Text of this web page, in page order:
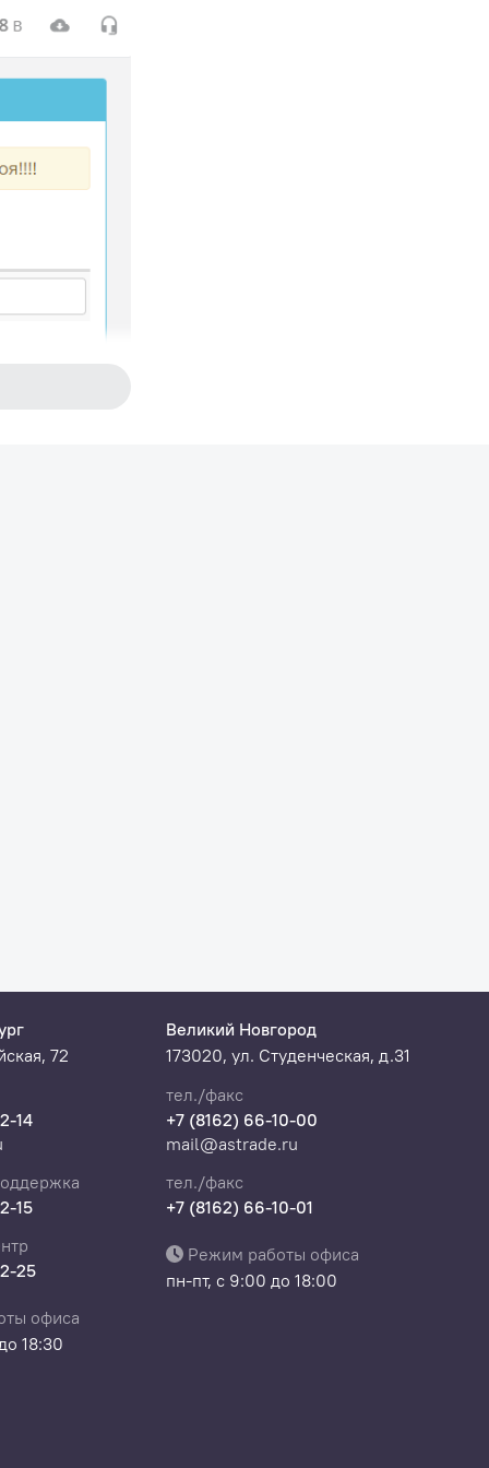
72
14
15
25
офиса
18:30
Великий Новгород
173020, ул. Студенческая, д.31
тел./факс
+7 (8162) 66-10-00
mail@astrade.ru
тел./факс
+7 (8162) 66-10-01
Режим работы офиса
пн-пт, с 9:00 до 18:00